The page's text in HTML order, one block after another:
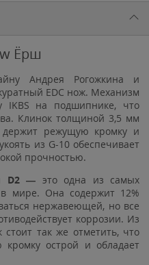
Ёрш
Андрея Рогожкина и
EDC нож. Механизм
IKBS на подшипнике, что
Клинок толщиной 3,5 мм
режущую кромку и
из G-10 обеспечивает
прочностью.
D2 — это одна из самых
мире. Она содержит 12%
нержавеющей, но все
коррозии. Из
стоит так же отметить, что
острой и обладает